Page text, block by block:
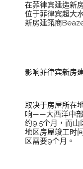
在菲律宾建造新
位于菲律宾超大
新房建筑商
影响菲律宾新房
取决于房屋所在
响——大西洋中部
约9.5个月，而
地区房屋竣工时
区需要9个月。